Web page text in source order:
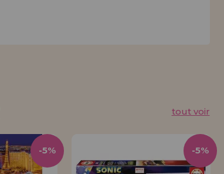
tout voir
-5% -5%